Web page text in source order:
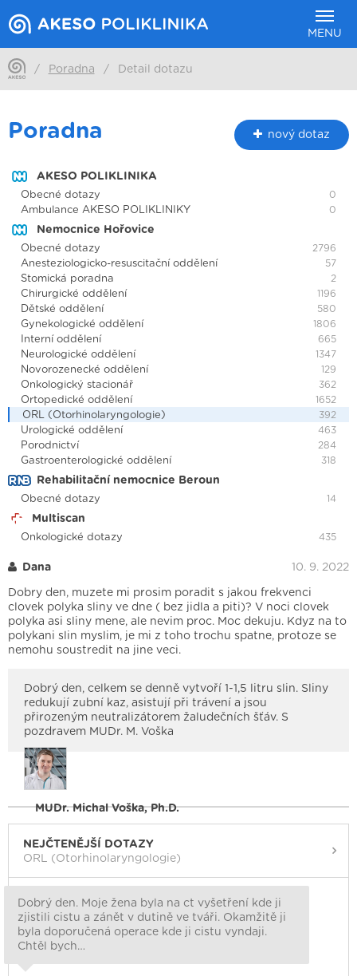
MENU
/ Poradna / Detail dotazu
Poradna nový dotaz
AKESO POLIKLINIKA
Obecné dotazy 0
Ambulance AKESO POLIKLINIKY 0
Nemocnice Hořovice
Obecné dotazy 2796
Anesteziologicko-resuscitační oddělení 57
Stomická poradna 2
Chirurgické oddělení 1196
Dětské oddělení 580
Gynekologické oddělení 1806
Interní oddělení 665
Neurologické oddělení 1347
Novorozenecké oddělení 129
Onkologický stacionář 362
Ortopedické oddělení 1652
ORL (Otorhinolaryngologie) 392
Urologické oddělení 463
Porodnictví 284
Gastroenterologické oddělení 318
Rehabilitační nemocnice Beroun
Obecné dotazy 14
Multiscan
Onkologické dotazy 435
Dana 10. 9. 2022
Dobry den, muzete mi prosim poradit s jakou frekvenci
clovek polyka sliny ve dne ( bez jidla a piti)? V noci clovek
polyka asi sliny mene, ale nevim proc. Moc dekuju. Kdyz na to
polykani slin myslim, je mi z toho trochu spatne, protoze se
nemohu soustredit na jine veci.
Dobrý den, celkem se denně vytvoří 1-1,5 litru slin. Sliny
redukují zubní kaz, asistují při trávení a jsou
přirozeným neutralizátorem žaludečních šťáv. S
pozdravem MUDr. M. Voška
MUDr. Michal Voška, Ph.D.
NEJČTENĚJŠÍ DOTAZY
ORL (Otorhinolaryngologie)
Dobrý den. Moje žena byla na ct vyšetření kde ji
zjistili cistu a zánět v dutině ve tváři. Okamžitě ji
byla doporučená operace kde ji cistu vyndaji.
Chtěl bych…